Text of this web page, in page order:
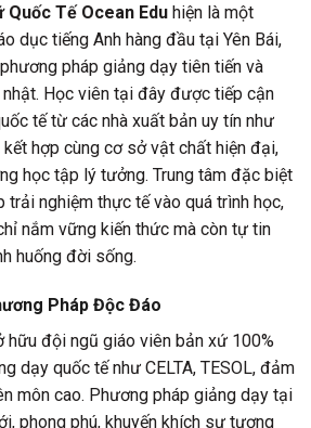
Tế Ocean Edu hiện là một
dục tiếng Anh hàng đầu tại Yên Bái,
pháp giảng dạy tiên tiến và
Học viên tại đây được tiếp cận
tế từ các nhà xuất bản uy tín như
hợp cùng cơ sở vật chất hiện đại,
học tập lý tưởng. Trung tâm đặc biệt
trải nghiệm thực tế vào quá trình học,
nắm vững kiến thức mà còn tự tin
huống đời sống.
Pháp Độc Đáo
hữu đội ngũ giáo viên bản xứ 100%
dạy quốc tế như CELTA, TESOL, đảm
môn cao. Phương pháp giảng dạy tại
phong phú, khuyến khích sự tương